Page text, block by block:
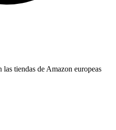
tiendas de Amazon europeas